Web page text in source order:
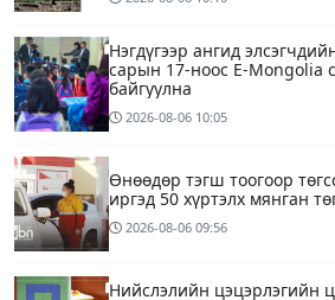
Нэгдүгээр ангид
сарын 17-ноос E-Mongolia
байгуулна
2026-08-06 10:05
Өнөөдөр тэгш тоогоор
иргэд 50 хүртэлх мянган
2026-08-06 09:56
Нийслэлийн цэцэрлэгийн